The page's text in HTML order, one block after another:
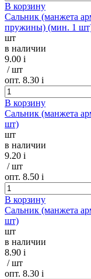
В корзину
Сальник (манжета
пружины) (мин. 1
шт
в наличии
9.00 i
/ шт
опт. 8.30 i
В корзину
Сальник (манжета
шт)
шт
в наличии
9.20 i
/ шт
опт. 8.50 i
В корзину
Сальник (манжета
шт)
шт
в наличии
8.90 i
/ шт
опт. 8.30 i